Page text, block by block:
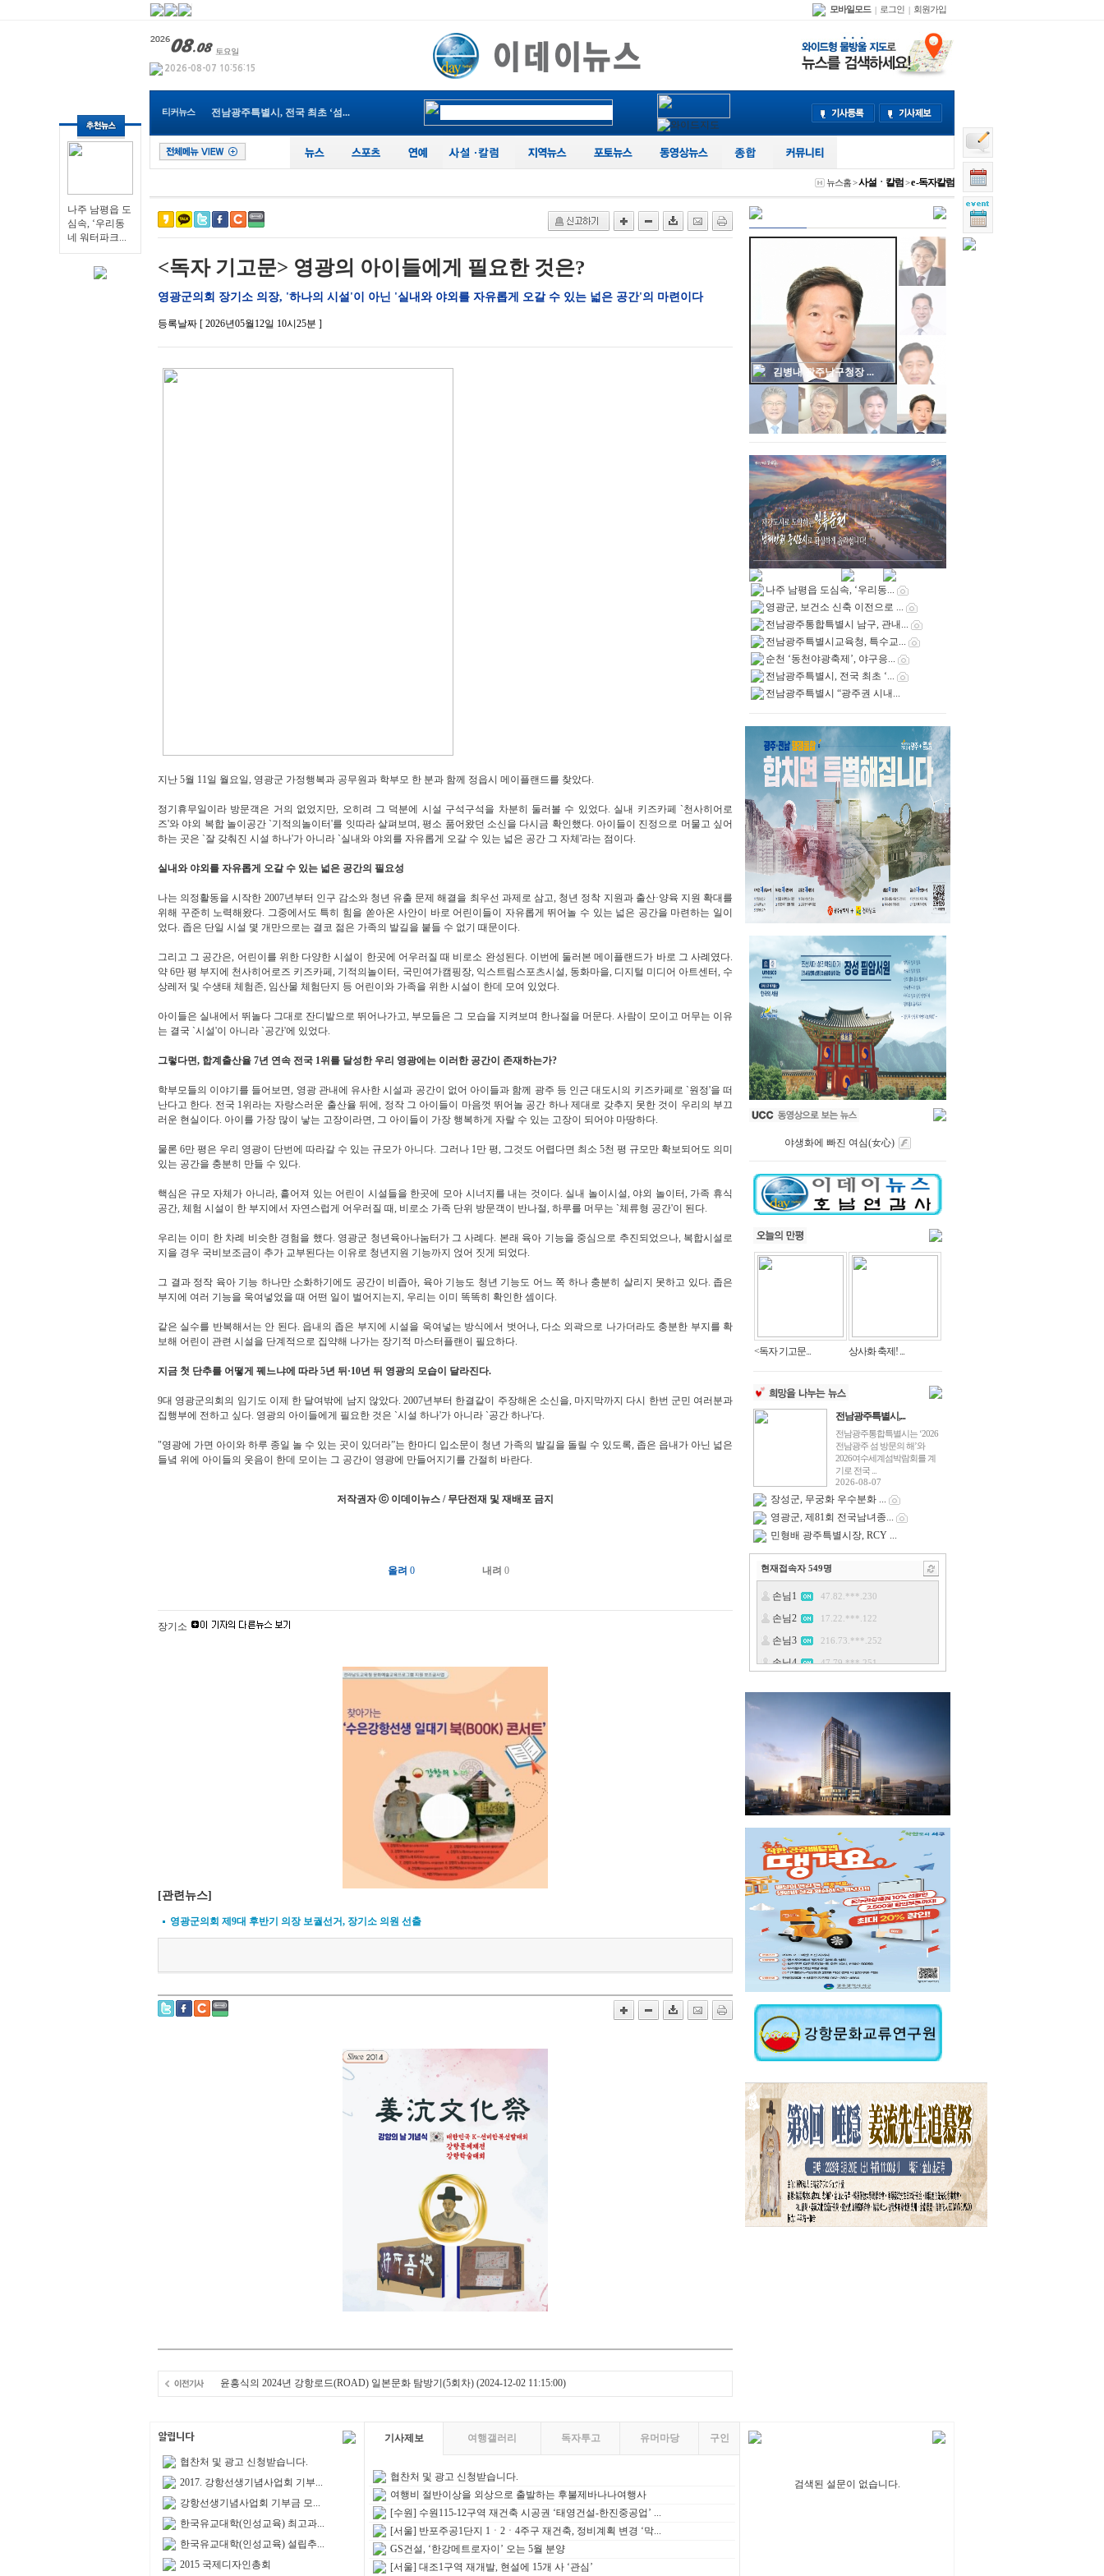
나주 남평읍 도
심속, ‘우리동
네 워터파크...
모바일모드 로그인 회원가입
티커뉴스
영광군, 보건소 신축 이전으로 ...
전남광주통합특별시 남구, 관내 ...
전남광주특별시, 전국 최초 ‘섬...
장성군, 무궁화 우수분화 품평회...
전남광주특별시, ‘영농형태양광...
나주 남평읍 도심속, ‘우리동네...
뉴스홈>사설ㆍ칼럼 >e -독자칼럼
<독자 기고문> 영광의 아이들에게 필요한 것은?
영광군의회 장기소 의장, '하나의 시설'이 아닌 '실내와 야외를 자유롭게 오갈 수 있는 넓은 공간'의 마련이다
등록날짜 [ 2026년05월12일 10시25분 ]
지난 5월 11일 월요일, 영광군 가정행복과 공무원과 학부모 한 분과 함께 정읍시 메이플랜드를 찾았다.
정기휴무일이라 방문객은 거의 없었지만, 오히려 그 덕분에 시설 구석구석을 차분히 둘러볼 수 있었다. 실내 키즈카페 `천사히어로
즈'와 야외 복합 놀이공간 `기적의놀이터'를 잇따라 살펴보며, 평소 품어왔던 소신을 다시금 확인했다. 아이들이 진정으로 머물고 싶어
하는 곳은 `잘 갖춰진 시설 하나'가 아니라 `실내와 야외를 자유롭게 오갈 수 있는 넓은 공간 그 자체'라는 점이다.
실내와 야외를 자유롭게 오갈 수 있는 넓은 공간의 필요성
나는 의정활동을 시작한 2007년부터 인구 감소와 청년 유출 문제 해결을 최우선 과제로 삼고, 청년 정착 지원과 출산·양육 지원 확대를
위해 꾸준히 노력해왔다. 그중에서도 특히 힘을 쏟아온 사안이 바로 어린이들이 자유롭게 뛰어놀 수 있는 넓은 공간을 마련하는 일이
었다. 좁은 단일 시설 몇 개만으로는 결코 젊은 가족의 발길을 붙들 수 없기 때문이다.
그리고 그 공간은, 어린이를 위한 다양한 시설이 한곳에 어우러질 때 비로소 완성된다. 이번에 둘러본 메이플랜드가 바로 그 사례였다.
약 6만 평 부지에 천사히어로즈 키즈카페, 기적의놀이터, 국민여가캠핑장, 익스트림스포츠시설, 동화마을, 디지털 미디어 아트센터, 수
상레저 및 수생태 체험존, 임산물 체험단지 등 어린이와 가족을 위한 시설이 한데 모여 있었다.
아이들은 실내에서 뛰놀다 그대로 잔디밭으로 뛰어나가고, 부모들은 그 모습을 지켜보며 한나절을 머문다. 사람이 모이고 머무는 이유
는 결국 `시설'이 아니라 `공간'에 있었다.
그렇다면, 합계출산율 7년 연속 전국 1위를 달성한 우리 영광에는 이러한 공간이 존재하는가?
학부모들의 이야기를 들어보면, 영광 관내에 유사한 시설과 공간이 없어 아이들과 함께 광주 등 인근 대도시의 키즈카페로 `원정'을 떠
난다고 한다. 전국 1위라는 자랑스러운 출산율 뒤에, 정작 그 아이들이 마음껏 뛰어놀 공간 하나 제대로 갖추지 못한 것이 우리의 부끄
러운 현실이다. 아이를 가장 많이 낳는 고장이라면, 그 아이들이 가장 행복하게 자랄 수 있는 고장이 되어야 마땅하다.
물론 6만 평은 우리 영광이 단번에 따라갈 수 있는 규모가 아니다. 그러나 1만 평, 그것도 어렵다면 최소 5천 평 규모만 확보되어도 의미
있는 공간을 충분히 만들 수 있다.
핵심은 규모 자체가 아니라, 흩어져 있는 어린이 시설들을 한곳에 모아 시너지를 내는 것이다. 실내 놀이시설, 야외 놀이터, 가족 휴식
공간, 체험 시설이 한 부지에서 자연스럽게 어우러질 때, 비로소 가족 단위 방문객이 반나절, 하루를 머무는 `체류형 공간'이 된다.
우리는 이미 한 차례 비슷한 경험을 했다. 영광군 청년육아나눔터가 그 사례다. 본래 육아 기능을 중심으로 추진되었으나, 복합시설로
지을 경우 국비보조금이 추가 교부된다는 이유로 청년지원 기능까지 얹어 짓게 되었다.
그 결과 정작 육아 기능 하나만 소화하기에도 공간이 비좁아, 육아 기능도 청년 기능도 어느 쪽 하나 충분히 살리지 못하고 있다. 좁은
부지에 여러 기능을 욱여넣었을 때 어떤 일이 벌어지는지, 우리는 이미 똑똑히 확인한 셈이다.
같은 실수를 반복해서는 안 된다. 읍내의 좁은 부지에 시설을 욱여넣는 방식에서 벗어나, 다소 외곽으로 나가더라도 충분한 부지를 확
보해 어린이 관련 시설을 단계적으로 집약해 나가는 장기적 마스터플랜이 필요하다.
지금 첫 단추를 어떻게 꿰느냐에 따라 5년 뒤·10년 뒤 영광의 모습이 달라진다.
9대 영광군의회의 임기도 이제 한 달여밖에 남지 않았다. 2007년부터 한결같이 주장해온 소신을, 마지막까지 다시 한번 군민 여러분과
집행부에 전하고 싶다. 영광의 아이들에게 필요한 것은 `시설 하나'가 아니라 `공간 하나'다.
"영광에 가면 아이와 하루 종일 놀 수 있는 곳이 있더라ˮ는 한마디 입소문이 청년 가족의 발길을 돌릴 수 있도록, 좁은 읍내가 아닌 넓은
들녘 위에 아이들의 웃음이 한데 모이는 그 공간이 영광에 만들어지기를 간절히 바란다.
저작권자 ⓒ 이데이뉴스 / 무단전재 및 재배포 금지
올려 0 내려 0
장기소
[관련뉴스]
영광군의회 제9대 후반기 의장 보궐선거, 장기소 의원 선출
윤흥식의 2024년 강항로드(ROAD) 일본문화 탐방기(5회차) (2024-12-02 11:15:00)
김대중 광주통합특별...
나주 남평읍 도심속, ‘우리동...
영광군, 보건소 신축 이전으로 ...
전남광주통합특별시 남구, 관내...
전남광주특별시교육청, 특수교...
순천 ‘동천야광축제’, 야구응...
전남광주특별시, 전국 최초 ‘...
전남광주특별시 “광주권 시내...
야생화에 빠진 여심(女心)
<독자 기고문... 상사화 축제! ...
전남광주특별시,...
전남광주통합특별시는 ‘2026
전남광주 섬 방문의 해’와
2026여수세계섬박람회를 계
기로 전국 ...
2026-08-07
장성군, 무궁화 우수분화 ...
영광군, 제81회 전국남녀종...
민형배 광주특별시장, RCY ...
현재접속자 549명
협찬처 및 광고 신청받습니다.
2017. 강항선생기념사업회 기부...
강항선생기념사업회 기부금 모...
한국유교대학(인성교육) 최고과...
한국유교대학(인성교육) 설립추...
2015 국제디자인총회
기사제보 여행갤러리 독자투고 유머마당 구인
협찬처 및 광고 신청받습니다.
여행비 절반이상을 외상으로 출발하는 후불제바나나여행사
[수원] 수원115-12구역 재건축 시공권 ‘태영건설-한진중공업’ ...
[서울] 반포주공1단지 1ㆍ2ㆍ4주구 재건축, 정비계획 변경 ‘막...
GS건설, ‘한강메트로자이’ 오는 5월 분양
[서울] 대조1구역 재개발, 현설에 15개 사 ‘관심’
검색된 설문이 없습니다.